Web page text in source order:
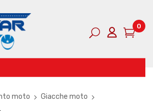
0
moto
Giacche moto